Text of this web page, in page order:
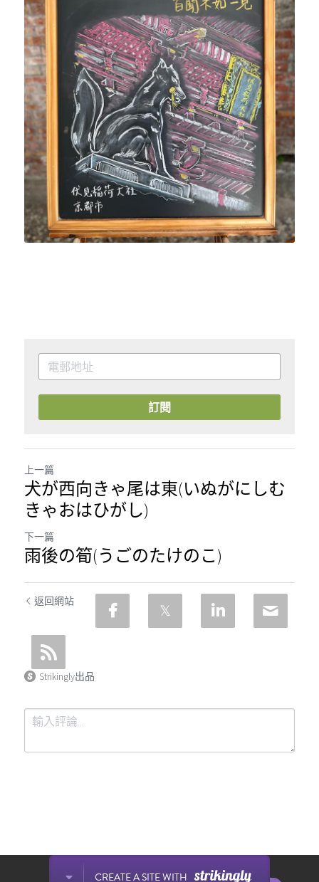
訂閱
上一篇
犬が西向きゃ尾は東(いぬがにしむ
きゃおはひがし)
下一篇
雨後の筍(うごのたけのこ)
返回網站
Strikingly出品
CREATE A SITE WITH